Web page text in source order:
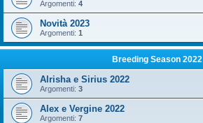
Argomenti: 4
Novità 2023
Argomenti: 1
Breeding Season 2022
Alrisha e Sirius 2022
Argomenti: 3
Alex e Vergine 2022
Argomenti: 7